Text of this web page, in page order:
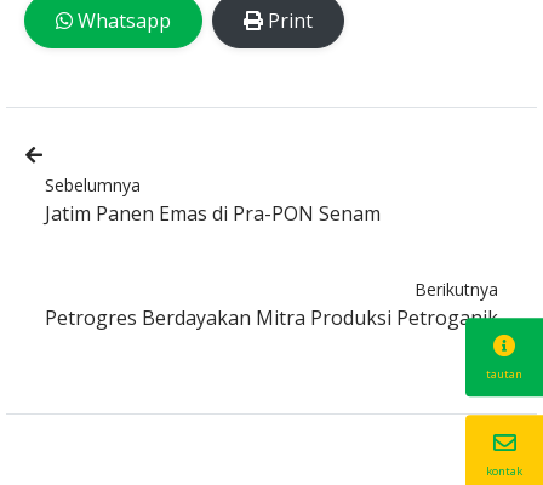
Whatsapp Print
Sebelumnya
Jatim Panen Emas di Pra-PON Senam
Berikutnya
Petrogres Berdayakan Mitra Produksi Petroganik
tautan
kontak